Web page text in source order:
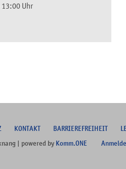
13:00 Uhr
KONTAKT BARRIEREFREIHEIT L
| powered by Komm.ONE